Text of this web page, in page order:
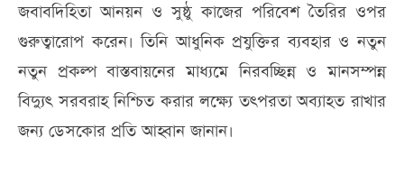
জবাবদিহিতা আনয়ন ও সুষ্ঠু কাজের পরিবেশ তৈরির ওপর
গুরুত্বারোপ করেন। তিনি আধুনিক প্রযুক্তির ব্যবহার ও নতুন
নতুন প্রকল্প বাস্তবায়নের মাধ্যমে নিরবচ্ছিন্ন ও মানসম্পন্ন
বিদ্যুৎ সরবরাহ নিশ্চিত করার লক্ষ্যে তৎপরতা অব্যাহত রাখার
জন্য ডেসকোর প্রতি আহ্বান জানান।